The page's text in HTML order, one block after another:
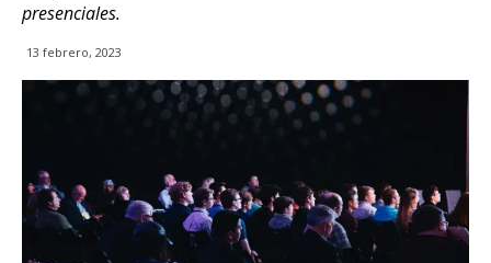
presenciales.
13 febrero, 2023